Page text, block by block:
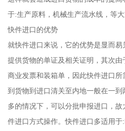
于:生产原料，机械生产流水线，等大
快件进口的优势
就快件进口来说，它的优势是显而
提供货物的单证及相关证明，其次
商业发票和装箱单，因此快件进口
到货物到进口清关至内地一般在一
多的情况下，可以分批申报进口，
件进口方式操作。快件进口多适用于